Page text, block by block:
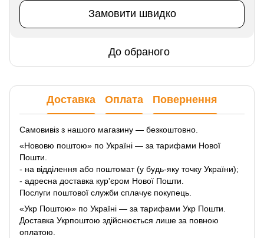
Замовити швидко
До обраного
Доставка Оплата Повернення
Самовивіз з нашого магазину — безкоштовно.
«Нововю поштою» по Україні — за тарифами Нової
Пошти.
- на відділення або поштомат (у будь-яку точку України);
- адресна доставка кур'єром Нової Пошти.
Послуги поштової служби сплачує покупець.
«Укр Поштою» по Україні — за тарифами Укр Пошти.
Доставка Укрпоштою здійснюється лише за повною
оплатою.